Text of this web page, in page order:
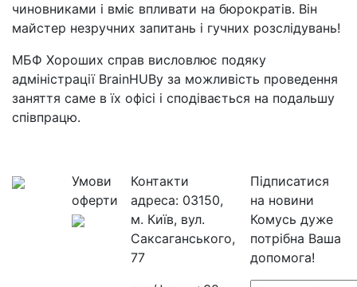
чиновниками і вміє впливати на бюрократів. Він
майстер незручних запитань і гучних розслідувань!
МБФ Хороших справ висловлює подяку
адміністрації BrainHUBу за можливість проведення
заняття саме в їх офісі і сподівається на подальшу
співпрацю.
Умови
оферти
Контакти
адреса: 03150,
м. Київ, вул.
Саксаганського,
77
Підписатися
на новини
Комусь дуже
потрібна Ваша
допомога!